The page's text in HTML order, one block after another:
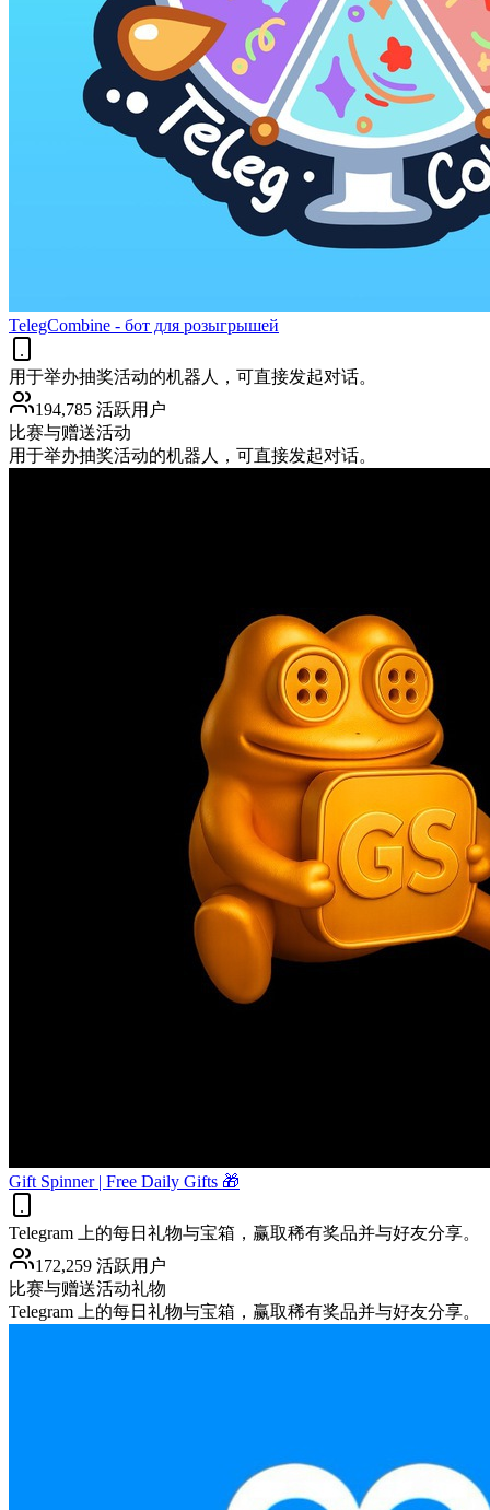
TelegCombine - бот для розыгрышей
用于举办抽奖活动的机器人，可直接发起对话。
194,785 活跃用户
比赛与赠送活动
用于举办抽奖活动的机器人，可直接发起对话。
Gift Spinner | Free Daily Gifts 🎁
Telegram 上的每日礼物与宝箱，赢取稀有奖品并与好友分享。
172,259 活跃用户
比赛与赠送活动礼物
Telegram 上的每日礼物与宝箱，赢取稀有奖品并与好友分享。